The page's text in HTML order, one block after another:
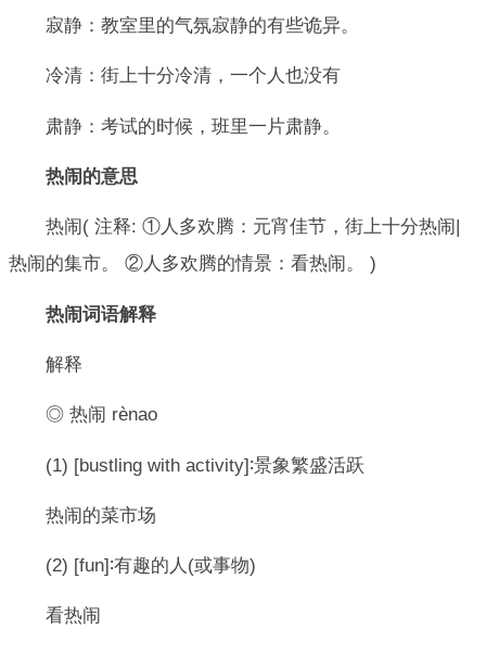
寂静：教室里的气氛寂静的有些诡异。
冷清：街上十分冷清，一个人也没有
肃静：考试的时候，班里一片肃静。
热闹的意思
热闹( 注释: ①人多欢腾：元宵佳节，街上十分热闹|
热闹的集市。 ②人多欢腾的情景：看热闹。 )
热闹词语解释
解释
◎ 热闹 rènao
(1) [bustling with activity]∶景象繁盛活跃
热闹的菜市场
(2) [fun]∶有趣的人(或事物)
看热闹